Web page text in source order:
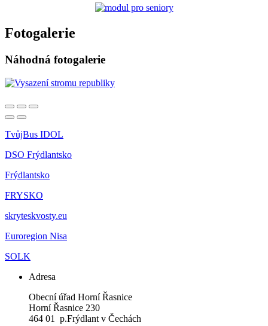
Fotogalerie
Náhodná fotogalerie
TvůjBus IDOL
DSO Frýdlantsko
Frýdlantsko
FRYSKO
skryteskvosty.eu
Euroregion Nisa
SOLK
Adresa
Obecní úřad Horní Řasnice
Horní Řasnice 230
464 01 p.Frýdlant v Čechách